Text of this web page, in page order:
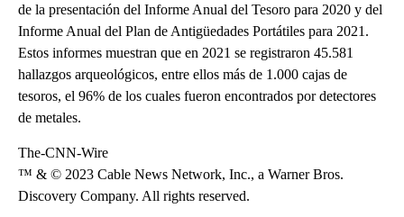
de la presentación del Informe Anual del Tesoro para 2020 y del
Informe Anual del Plan de Antigüedades Portátiles para 2021.
Estos informes muestran que en 2021 se registraron 45.581
hallazgos arqueológicos, entre ellos más de 1.000 cajas de
tesoros, el 96% de los cuales fueron encontrados por detectores
de metales.
The-CNN-Wire
™ & © 2023 Cable News Network, Inc., a Warner Bros.
Discovery Company. All rights reserved.